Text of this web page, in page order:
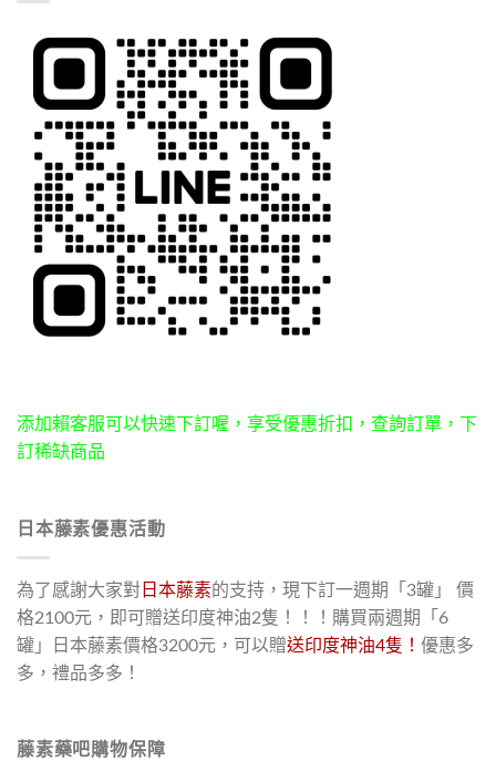
添加賴客服可以快速下訂喔，享受優惠折扣，查詢訂單，下
訂稀缺商品
日本藤素優惠活動
為了感謝大家對 日本藤素的支持，現下訂一週期「3罐」 價
格2100元，即可贈送印度神油2隻！！！購買兩週期「6
罐」日本藤素價格3200元，可以贈送印度神油4隻！ 優惠多
多，禮品多多！
藤素藥吧購物保障